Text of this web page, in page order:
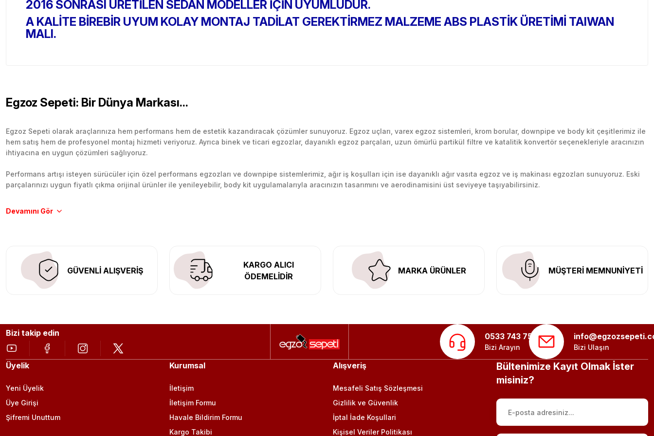
2016 SONRASI ÜRETİLEN SEDAN MODELLER İÇİN UYUMLUDUR.
A KALİTE BİREBİR UYUM KOLAY MONTAJ TADİLAT GEREKTİRMEZ MALZEME ABS PLASTİK ÜRETİMİ TAIWAN
MALI.
Yorum Yaz
Egzoz Sepeti: Bir Dünya Markası...
Egzoz Sepeti olarak araçlarınıza hem performans hem de estetik kazandıracak çözümler sunuyoruz. Egzoz uçları, varex egzoz sistemleri, krom borular, downpipe ve body kit çeşitlerimiz ile
hem satış hem de profesyonel montaj hizmeti veriyoruz. Ayrıca binek ve ticari egzozlar, dayanıklı egzoz parçaları, uzun ömürlü partikül filtre ve katalitik konvertör seçenekleriyle aracınızın
ihtiyacına en uygun çözümleri sağlıyoruz.
Performans artışı isteyen sürücüler için özel performans egzozları ve downpipe sistemlerimiz, ağır iş koşulları için ise dayanıklı ağır vasıta egzoz ve iş makinası egzozları sunuyoruz. Eski
parçalarınızı uygun fiyatlı çıkma orijinal ürünler ile yenileyebilir, body kit uygulamalarıyla aracınızın tasarımını ve aerodinamisini üst seviyeye taşıyabilirsiniz.
Tüm ürünlerimiz orijinal, dayanıklı ve uzun ömürlüdür. İstanbul’daki montaj merkezimizde profesyonel montaj yapıyor, Türkiye’nin her yerine güvenli kargo ile teslimat gerçekleştiriyoruz.
GÜVENLİ ALIŞVERİŞ
KARGO ALICI
ÖDEMELİDİR
MARKA ÜRÜNLER MÜŞTERİ MEMNUNİYETİ
Bizi takip edin 0533 743 75 56
Bizi Arayın Bizi Ulaşın
Üyelik
Yeni Üyelik
Üye Girişi
Şifremi Unuttum
Kurumsal
İletişim
İletişim Formu
Havale Bildirim Formu
Kargo Takibi
Alışveriş
Mesafeli Satış Sözleşmesi
Gizlilik ve Güvenlik
İptal İade Koşullari
Kişisel Veriler Politikası
Bültenimize Kayıt Olmak İster
misiniz?